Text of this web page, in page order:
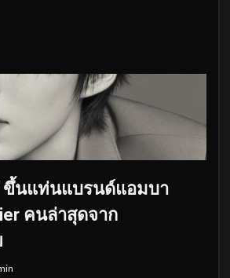
ขึ้นแท่นแบรนด์แอมบา
คนล่าสุดจาก